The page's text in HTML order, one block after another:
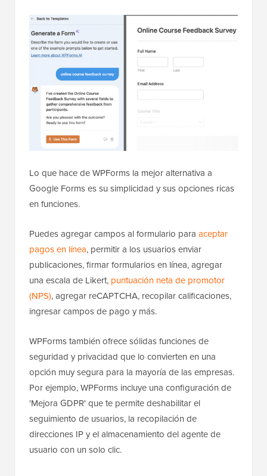
Lo que hace de WPForms la mejor alternativa a
Google Forms es su simplicidad y sus opciones ricas
en funciones.
Puedes agregar campos al formulario para aceptar
pagos en línea, permitir a los usuarios enviar
publicaciones, firmar formularios en línea, agregar
una escala de Likert, puntuación neta de promotor
(NPS), agregar reCAPTCHA, recopilar calificaciones,
ingresar campos de pago y más.
WPForms también ofrece sólidas funciones de
seguridad y privacidad que lo convierten en una
opción muy segura para la mayoría de las empresas.
Por ejemplo, WPForms incluye una configuración de
'Mejora GDPR' que te permite deshabilitar el
seguimiento de usuarios, la recopilación de
direcciones IP y el almacenamiento del agente de
usuario con un solo clic.